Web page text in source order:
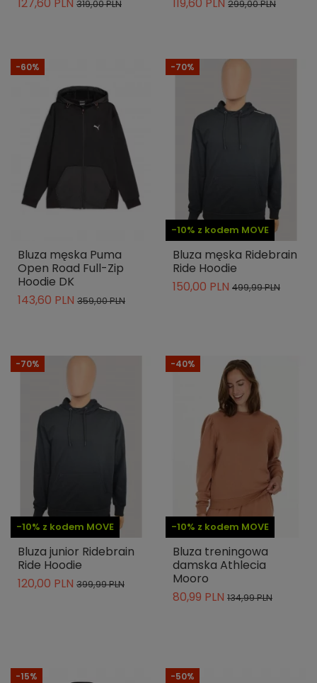
127,60 PLN 319,00 PLN 119,60 PLN 299,00 PLN
-60%
Bluza męska Puma
Open Road Full-Zip
Hoodie DK
143,60 PLN 359,00 PLN
-10% z kodem MOVE
-70%
Bluza męska Ridebrain
Ride Hoodie
150,00 PLN 499,99 PLN
-10% z kodem MOVE
-70%
Bluza junior Ridebrain
Ride Hoodie
120,00 PLN 399,99 PLN
-10% z kodem MOVE
-40%
Bluza treningowa
damska Athlecia
Mooro
80,99 PLN 134,99 PLN
-15% -50%